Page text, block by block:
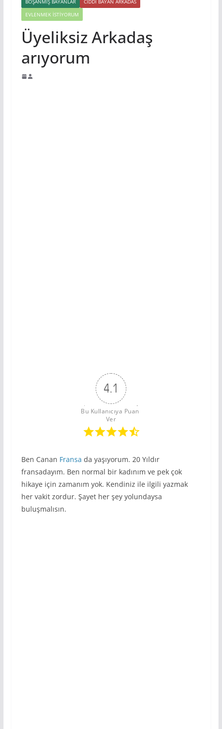
EVLENMEK İSTIYORUM
Üyeliksiz Arkadaş
arıyorum
4.1
Bu Kullanıcıya Puan
Ver
Ben Canan Fransa da yaşıyorum. 20 Yıldır
fransadayım. Ben normal bir kadınım ve pek çok
hikaye için zamanım yok. Kendiniz ile ilgili yazmak
her vakit zordur. Şayet her şey yolundaysa
buluşmalısın.